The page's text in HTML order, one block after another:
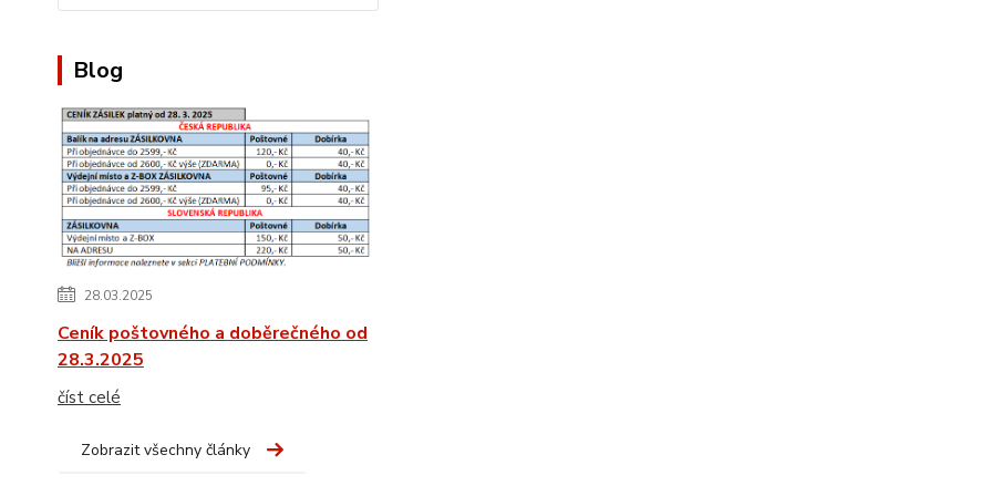
Blog
28.03.2025
Ceník poštovného a doběrečného od
28.3.2025
číst celé
Zobrazit všechny články